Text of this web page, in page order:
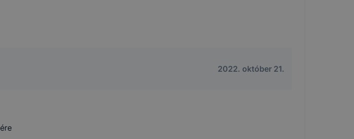
2022. október 21.
hogy felhasználóink nem lesznek
körű használatára, vagy a honlap a